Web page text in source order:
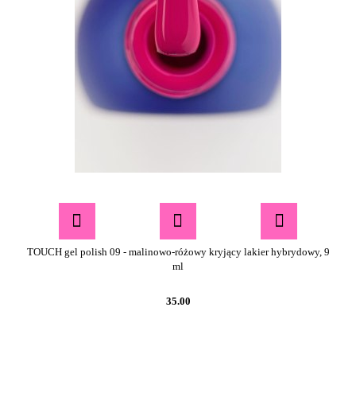
TOUCH gel polish 09 - malinowo-różowy kryjący lakier hybrydowy, 9
ml
35.00